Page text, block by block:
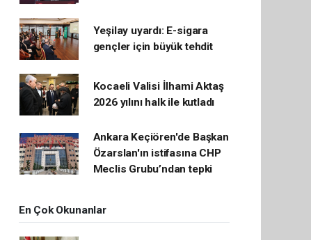
Yeşilay uyardı: E-sigara
gençler için büyük tehdit
Kocaeli Valisi İlhami Aktaş
2026 yılını halk ile kutladı
Ankara Keçiören'de Başkan
Özarslan'ın istifasına CHP
Meclis Grubu’ndan tepki
En Çok Okunanlar